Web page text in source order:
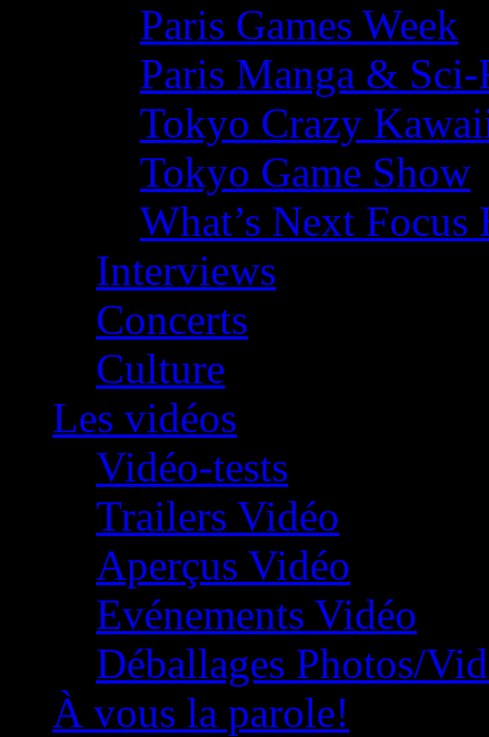
Paris Games Week
Paris Manga &
Tokyo Crazy
Tokyo Game Show
What’s Next
Interviews
Concerts
Culture
Les vidéos
Vidéo-tests
Trailers Vidéo
Aperçus Vidéo
Evénements Vidéo
Déballages Photos/
À vous la parole!